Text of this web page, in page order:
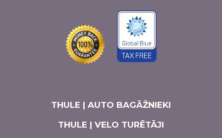
THULE | AUTO BAGĀŽNIEKI
THULE | VELO TURĒTĀJI